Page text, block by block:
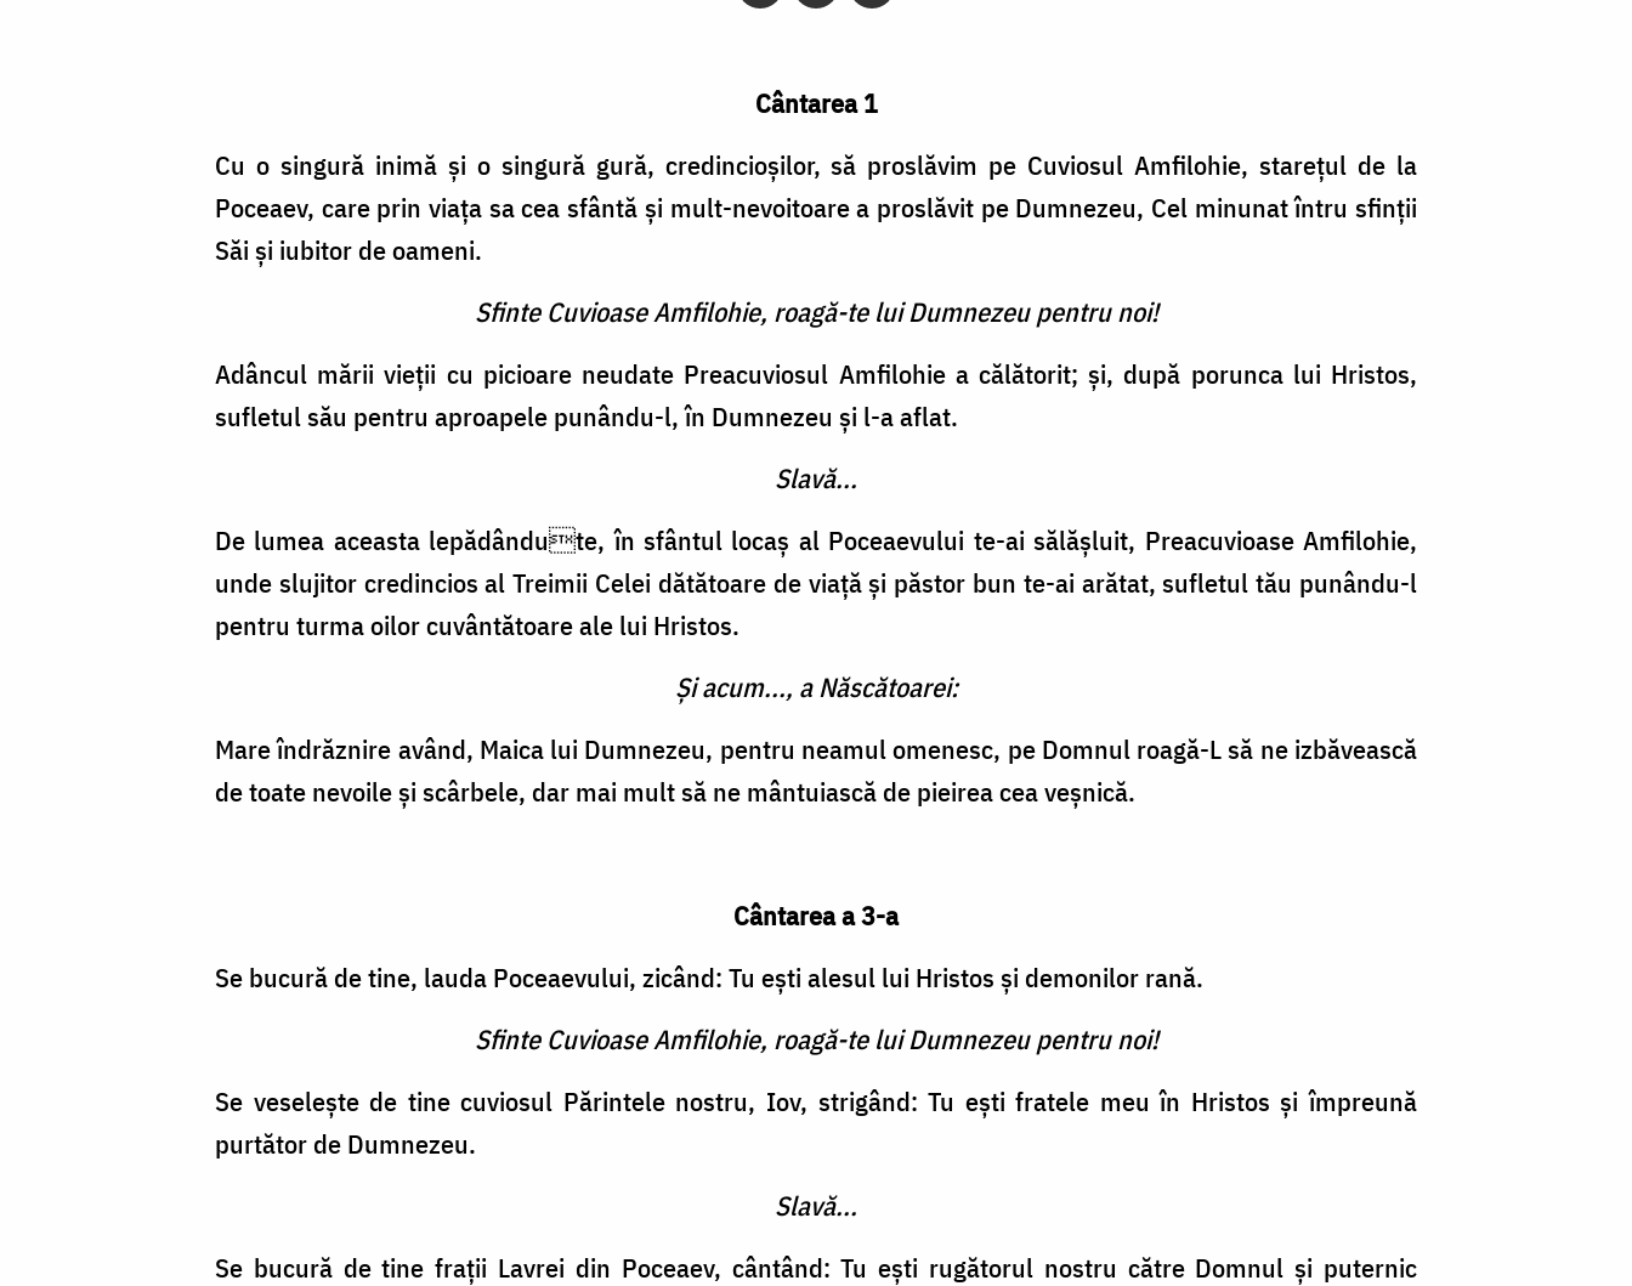
Cântarea 1
Cu o singură inimă și o singură gură, credincioșilor, să proslăvim pe Cuviosul Amfilohie, starețul de la
Poceaev, care prin viața sa cea sfântă și mult-nevoitoare a proslăvit pe Dumnezeu, Cel minunat întru sfinții
Săi și iubitor de oameni.
Sfinte Cuvioase Amfilohie, roagă-te lui Dumnezeu pentru noi!
Adâncul mării vieții cu picioare neudate Preacuviosul Amfilohie a călătorit; și, după porunca lui Hristos,
sufletul său pentru aproapele punându-l, în Dumnezeu și l-a aflat.
Slavă...
De lumea aceasta lepădândute, în sfântul locaș al Poceaevului te-ai sălășluit, Preacuvioase Amfilohie,
unde slujitor credincios al Treimii Celei dătătoare de viață și păstor bun te-ai arătat, sufletul tău punându-l
pentru turma oilor cuvântătoare ale lui Hristos.
Și acum..., a Născătoarei:
Mare îndrăznire având, Maica lui Dumnezeu, pentru neamul omenesc, pe Domnul roagă-L să ne izbăvească
de toate nevoile și scârbele, dar mai mult să ne mântuiască de pieirea cea veșnică.
Cântarea a 3-a
Se bucură de tine, lauda Poceaevului, zicând: Tu ești alesul lui Hristos și demonilor rană.
Sfinte Cuvioase Amfilohie, roagă-te lui Dumnezeu pentru noi!
Se veselește de tine cuviosul Părintele nostru, Iov, strigând: Tu ești fratele meu în Hristos și împreună
purtător de Dumnezeu.
Slavă...
Se bucură de tine frații Lavrei din Poceaev, cântând: Tu ești rugătorul nostru către Domnul și puternic